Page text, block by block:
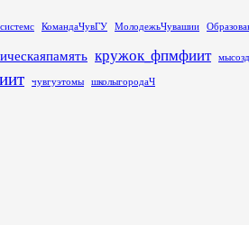
КомандаЧувГУ МолодежьЧувашии
кружок_фпмфиит
чувгуэтомы школыгородаЧ